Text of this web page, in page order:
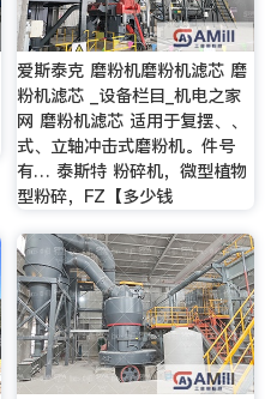
爱斯泰克 磨粉机磨粉机滤芯 磨
粉机滤芯 _设备栏目_机电之家
网 磨粉机滤芯 适用于复摆、、
式、立轴冲击式磨粉机。件号
有… 泰斯特 粉碎机，微型植物
型粉碎，FZ【多少钱